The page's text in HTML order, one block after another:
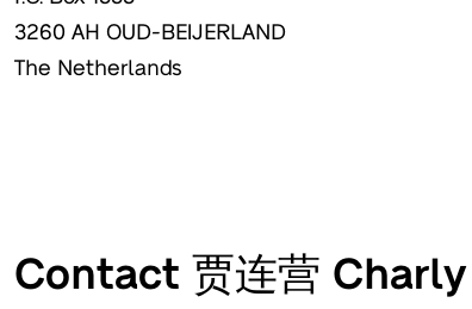
3260 AH OUD-BEIJERLAND
The Netherlands
Contact 贾连营 Charly